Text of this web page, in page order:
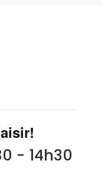
- 14h30